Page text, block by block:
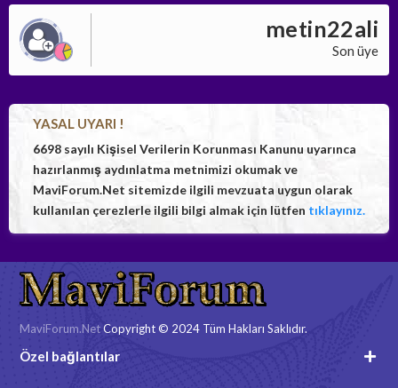
metin22ali
Son üye
YASAL UYARI !
6698 sayılı Kişisel Verilerin Korunması Kanunu uyarınca
hazırlanmış aydınlatma metnimizi okumak ve
MaviForum.Net sitemizde ilgili mevzuata uygun olarak
kullanılan çerezlerle ilgili bilgi almak için lütfen tıklayınız.
MaviForum.NetCopyright © 2024 Tüm Hakları Saklıdır.
Özel bağlantılar